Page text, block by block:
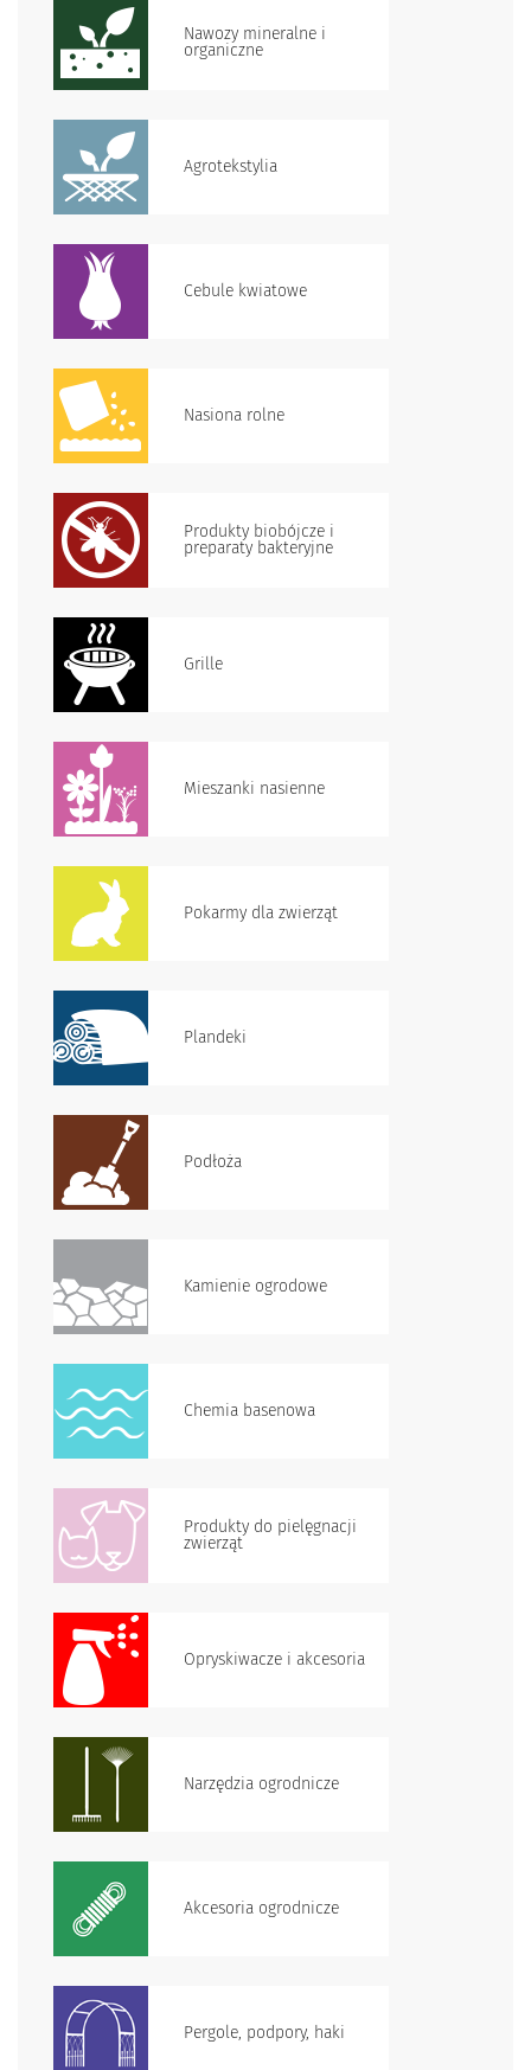
Nawozy mineralne i
organiczne
Agrotekstylia
Cebule kwiatowe
Nasiona rolne
Produkty biobójcze i
preparaty bakteryjne
Grille
Mieszanki nasienne
Pokarmy dla zwierząt
Plandeki
Podłoża
Kamienie ogrodowe
Chemia basenowa
Produkty do pielęgnacji
zwierząt
Opryskiwacze i akcesoria
Narzędzia ogrodnicze
Akcesoria ogrodnicze
Pergole, podpory, haki